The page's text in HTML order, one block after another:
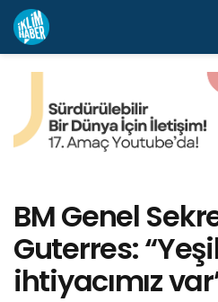
BM Genel
Guterres:
ihtiyacımız